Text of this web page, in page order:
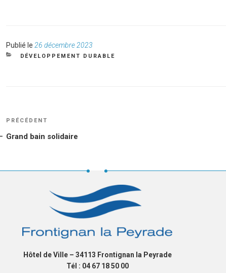
Publié le Publié
le
26 décembre 2023
CATÉGORIES
DÉVELOPPEMENT DURABLE
NAVIGATION
DE
Article
PRÉCÉDENT
Grand bain solidaire
Hôtel de Ville – 34113 Frontignan la Peyrade
Tél : 04 67 18 50 00